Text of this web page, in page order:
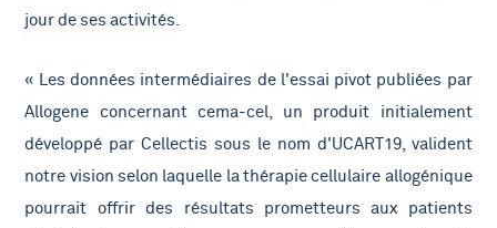
jour de ses activités.
« Les données intermédiaires de l'essai pivot publiées par
Allogene concernant cema-cel, un produit initialement
développé par Cellectis sous le nom d'UCART19, valident
notre vision selon laquelle la thérapie cellulaire allogénique
pourrait offrir des résultats prometteurs aux patients